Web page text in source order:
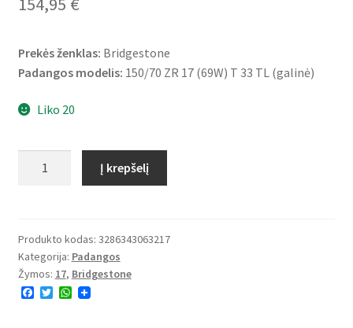
Prekės ženklas: Bridgestone
Padangos modelis: 150/70 ZR 17 (69W) T 33 TL (galinė)
Liko 20
T33
150/70
ZR
17
Į krepšelį
Produkto kodas: 3286343063217
Kategorija: Padangos
Žymos: 17, Bridgestone
F
T
W